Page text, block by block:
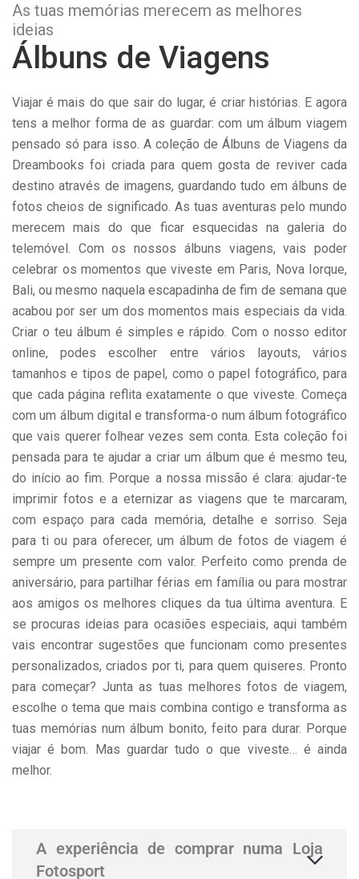
As tuas memórias merecem as melhores
ideias
Álbuns de Viagens
Viajar é mais do que sair do lugar, é criar histórias. E agora
tens a melhor forma de as guardar: com um álbum viagem
pensado só para isso. A coleção de Álbuns de Viagens da
Dreambooks foi criada para quem gosta de reviver cada
destino através de imagens, guardando tudo em álbuns de
fotos cheios de significado. As tuas aventuras pelo mundo
merecem mais do que ficar esquecidas na galeria do
telemóvel. Com os nossos álbuns viagens, vais poder
celebrar os momentos que viveste em Paris, Nova Iorque,
Bali, ou mesmo naquela escapadinha de fim de semana que
acabou por ser um dos momentos mais especiais da vida.
Criar o teu álbum é simples e rápido. Com o nosso editor
online, podes escolher entre vários layouts, vários
tamanhos e tipos de papel, como o papel fotográfico, para
que cada página reflita exatamente o que viveste. Começa
com um álbum digital e transforma-o num álbum fotográfico
que vais querer folhear vezes sem conta. Esta coleção foi
pensada para te ajudar a criar um álbum que é mesmo teu,
do início ao fim. Porque a nossa missão é clara: ajudar-te
imprimir fotos e a eternizar as viagens que te marcaram,
com espaço para cada memória, detalhe e sorriso. Seja
para ti ou para oferecer, um álbum de fotos de viagem é
sempre um presente com valor. Perfeito como prenda de
aniversário, para partilhar férias em família ou para mostrar
aos amigos os melhores cliques da tua última aventura. E
se procuras ideias para ocasiões especiais, aqui também
vais encontrar sugestões que funcionam como presentes
personalizados, criados por ti, para quem quiseres. Pronto
para começar? Junta as tuas melhores fotos de viagem,
escolhe o tema que mais combina contigo e transforma as
tuas memórias num álbum bonito, feito para durar. Porque
viajar é bom. Mas guardar tudo o que viveste… é ainda
melhor.
A experiência de comprar numa Loja
Fotosport